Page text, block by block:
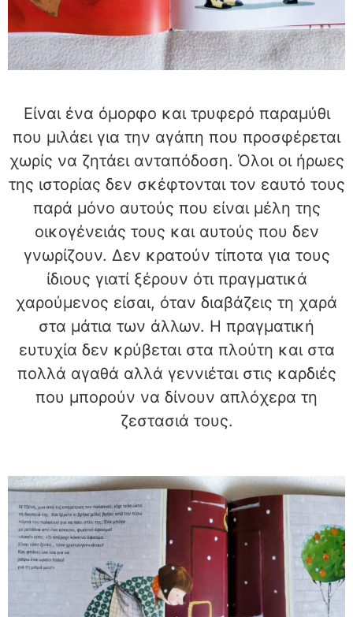
Είναι ένα όμορφο και τρυφερό παραμύθι
που μιλάει για την αγάπη που προσφέρεται
χωρίς να ζητάει ανταπόδοση. Όλοι οι ήρωες
της ιστορίας δεν σκέφτονται τον εαυτό τους
παρά μόνο αυτούς που είναι μέλη της
οικογένειάς τους και αυτούς που δεν
γνωρίζουν. Δεν κρατούν τίποτα για τους
ίδιους γιατί ξέρουν ότι πραγματικά
χαρούμενος είσαι, όταν διαβάζεις τη χαρά
στα μάτια των άλλων. Η πραγματική
ευτυχία δεν κρύβεται στα πλούτη και στα
πολλά αγαθά αλλά γεννιέται στις καρδιές
που μπορούν να δίνουν απλόχερα τη
ζεστασιά τους.